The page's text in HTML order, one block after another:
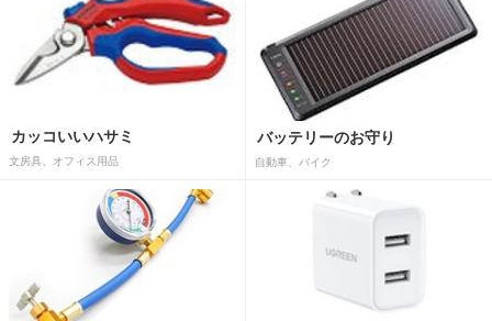
カッコいいハサミ
文房具、オフィス用品
バッテリーのお守り
自動車、バイク